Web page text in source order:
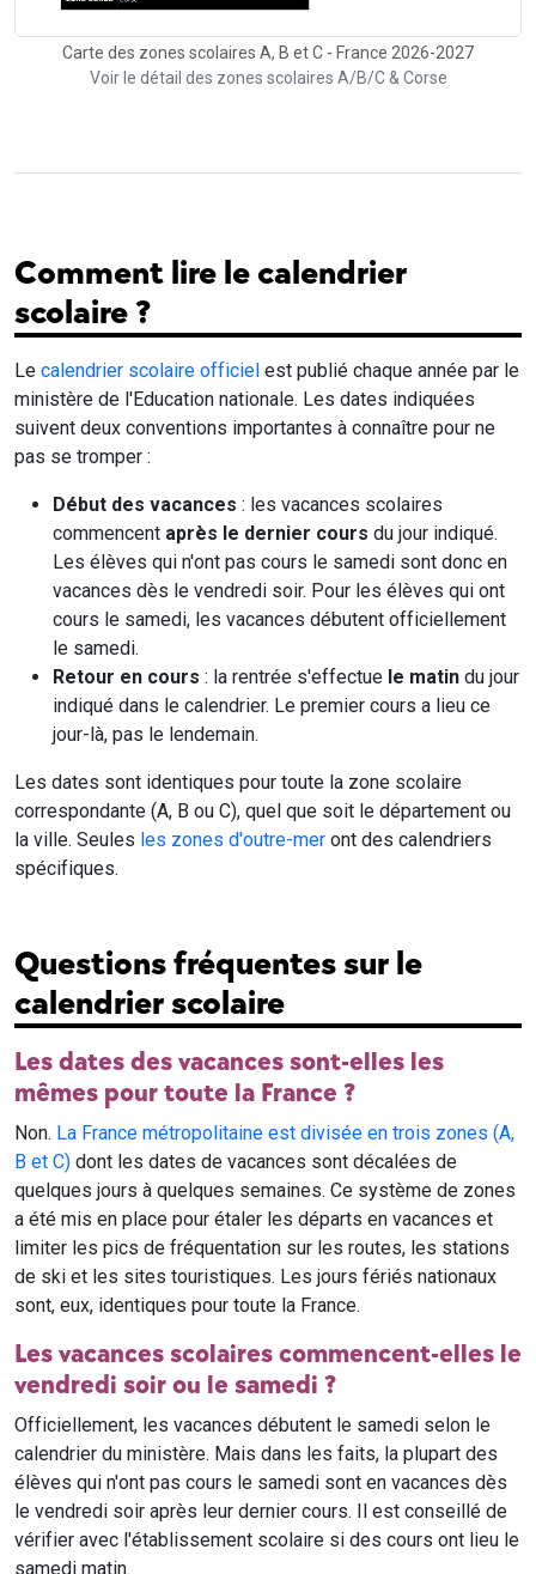
Carte des zones scolaires A, B et C - France 2026-2027
Voir le détail des zones scolaires A/B/C & Corse
Comment lire le calendrier
scolaire ?
Le calendrier scolaire officiel est publié chaque année par le
ministère de l'Education nationale. Les dates indiquées
suivent deux conventions importantes à connaître pour ne
pas se tromper :
Début des vacances : les vacances scolaires
commencent après le dernier cours du jour indiqué.
Les élèves qui n'ont pas cours le samedi sont donc en
vacances dès le vendredi soir. Pour les élèves qui ont
cours le samedi, les vacances débutent officiellement
le samedi.
Retour en cours : la rentrée s'effectue le matin du jour
indiqué dans le calendrier. Le premier cours a lieu ce
jour-là, pas le lendemain.
Les dates sont identiques pour toute la zone scolaire
correspondante (A, B ou C), quel que soit le département ou
la ville. Seules les zones d'outre-mer ont des calendriers
spécifiques.
Questions fréquentes sur le
calendrier scolaire
Les dates des vacances sont-elles les
mêmes pour toute la France ?
Non. La France métropolitaine est divisée en trois zones (A,
B et C) dont les dates de vacances sont décalées de
quelques jours à quelques semaines. Ce système de zones
a été mis en place pour étaler les départs en vacances et
limiter les pics de fréquentation sur les routes, les stations
de ski et les sites touristiques. Les jours fériés nationaux
sont, eux, identiques pour toute la France.
Les vacances scolaires commencent-elles le
vendredi soir ou le samedi ?
Officiellement, les vacances débutent le samedi selon le
calendrier du ministère. Mais dans les faits, la plupart des
élèves qui n'ont pas cours le samedi sont en vacances dès
le vendredi soir après leur dernier cours. Il est conseillé de
vérifier avec l'établissement scolaire si des cours ont lieu le
samedi matin.